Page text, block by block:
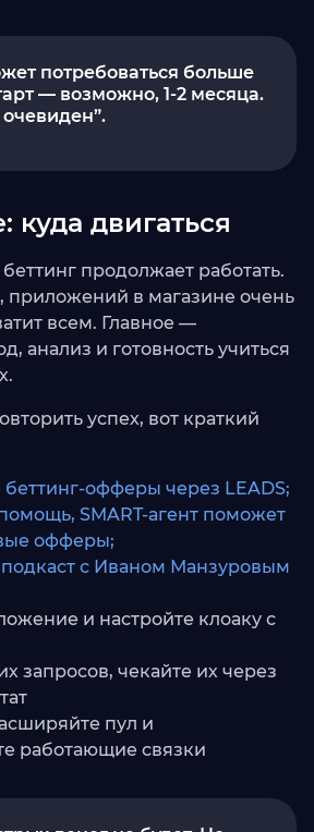
потребоваться больше
— возможно, 1-2 месяца.
куда двигаться
продолжает работать.
приложений в магазине очень
всем. Главное —
анализ и готовность учиться
успех, вот краткий
офферы через LEADS;
SMART-агент поможет
офферы;
с Иваном Манзуровым
и настройте клоаку с
запросов, чекайте их через
пул и
работающие связки